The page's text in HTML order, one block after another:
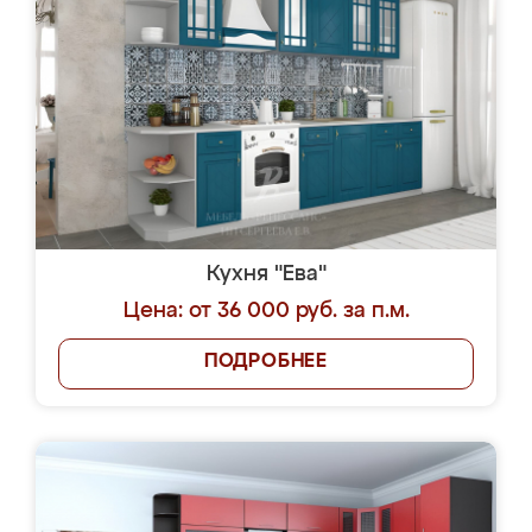
Кухня "Ева"
Цена: от 36 000 руб. за п.м.
ПОДРОБНЕЕ